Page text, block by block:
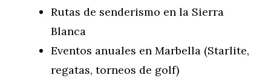
Rutas de senderismo en la Sierra
Blanca
Eventos anuales en Marbella (Starlite,
regatas, torneos de golf)